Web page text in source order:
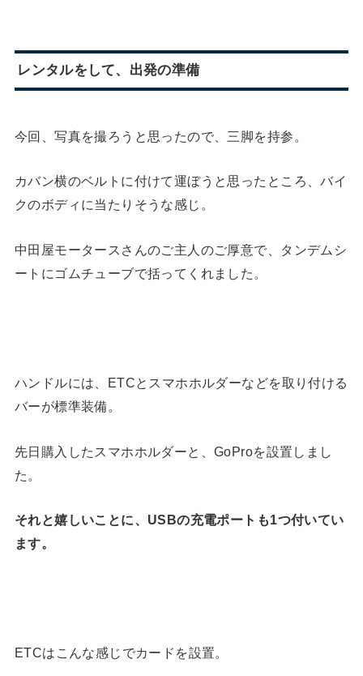
レンタルをして、出発の準備
今回、写真を撮ろうと思ったので、三脚を持参。
カバン横のベルトに付けて運ぼうと思ったところ、バイ
クのボディに当たりそうな感じ。
中田屋モータースさんのご主人のご厚意で、タンデムシ
ートにゴムチューブで括ってくれました。
ハンドルには、ETCとスマホホルダーなどを取り付ける
バーが標準装備。
先日購入したスマホホルダーと、GoProを設置しまし
た。
それと嬉しいことに、USBの充電ポートも1つ付いてい
ます。
ETCはこんな感じでカードを設置。